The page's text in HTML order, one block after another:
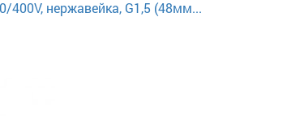
400V, нержавейка, G1,5 (48мм...